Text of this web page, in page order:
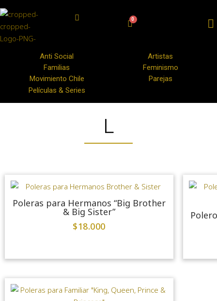
Anti Social
Artistas
Familias
Feminismo
Movimiento Chile
Parejas
Películas & Series
L
Poleras para Hermanos “Big Brother
& Big Sister”
$18.000